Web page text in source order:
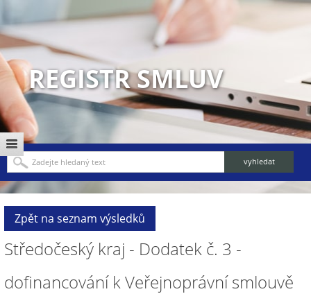
REGISTR SMLUV
Zpět na seznam výsledků
Středočeský kraj - Dodatek č. 3 -
dofinancování k Veřejnoprávní smlouvě